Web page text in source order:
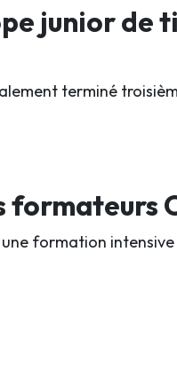
junior de
terminé
formation intensive